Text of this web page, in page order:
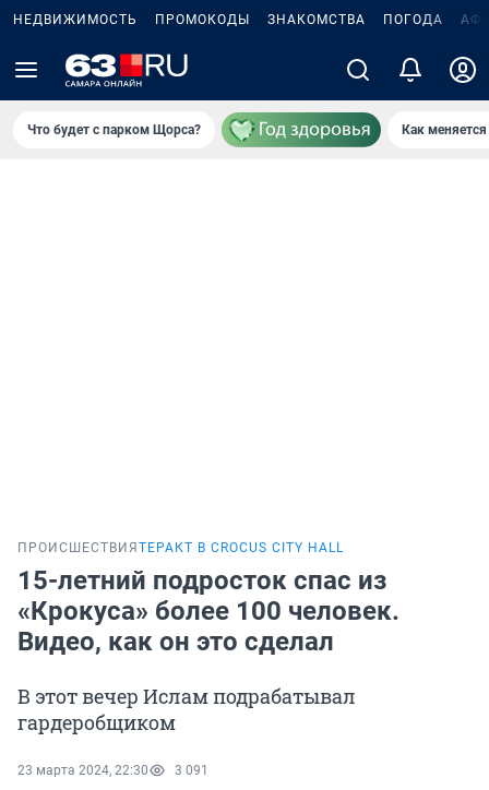
НЕДВИЖИМОСТЬ ПРОМОКОДЫ ЗНАКОМСТВА ПОГОДА
Что будет с парком Щорса? Как
ПРОИСШЕСТВИЯ ТЕРАКТ В CROCUS CITY HALL
15-летний подросток спас из
«Крокуса» более 100 человек.
Видео, как он это сделал
В этот вечер Ислам подрабатывал
гардеробщиком
23 марта 2024, 22:30 3 091